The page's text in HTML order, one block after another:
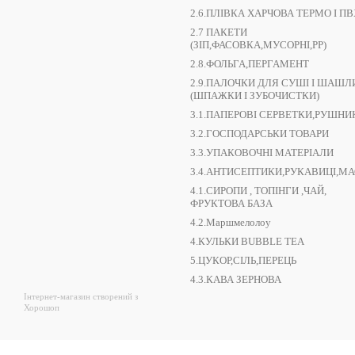
Інтернет-магазин створений з
Хорошоп
2.6.ПЛІВКА ХАРЧОВА ТЕРМО І
2.7 ПАКЕТИ
(ЗІП,ФАСОВКА,МУСОРНІ,РР)
2.8.ФОЛЬГА,ПЕРГАМЕНТ
2.9.ПАЛОЧКИ ДЛЯ СУШІ І
(ШПАЖКИ І ЗУБОЧИСТКИ)
3.1.ПАПЕРОВІ
3.2.ГОСПОДАРСЬКИ ТОВАРИ
3.3.УПАКОВОЧНІ МАТЕРІАЛИ
4.1.СИРОПИ , ТОПІНГИ ,ЧАЙ,
ФРУКТОВА БАЗА
4.2.Маршмелолоу
4.КУЛЬКИ BUBBLE TEA
5.ЦУКОР,СІЛЬ,ПЕРЕЦЬ
4.3.КАВА ЗЕРНОВА